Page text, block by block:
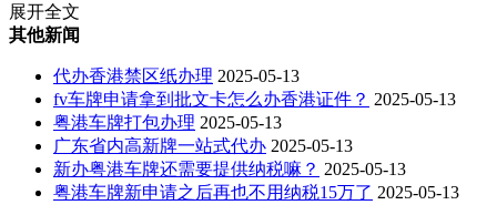
展开全文
其他新闻
代办香港禁区纸办理 2025-05-13
fv车牌申请拿到批文卡怎么办香港证件？ 2025-05-13
粤港车牌打包办理 2025-05-13
广东省内高新牌一站式代办 2025-05-13
新办粤港车牌还需要提供纳税嘛？ 2025-05-13
粤港车牌新申请之后再也不用纳税15万了 2025-05-13